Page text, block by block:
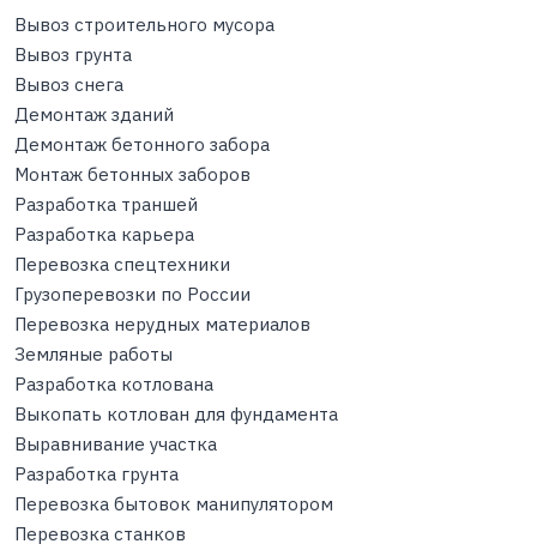
Вывоз строительного мусора
Вывоз грунта
Вывоз снега
Демонтаж зданий
Демонтаж бетонного забора
Монтаж бетонных заборов
Разработка траншей
Разработка карьера
Перевозка спецтехники
Грузоперевозки по России
Перевозка нерудных материалов
Земляные работы
Разработка котлована
Выкопать котлован для фундамента
Выравнивание участка
Разработка грунта
Перевозка бытовок манипулятором
Перевозка станков